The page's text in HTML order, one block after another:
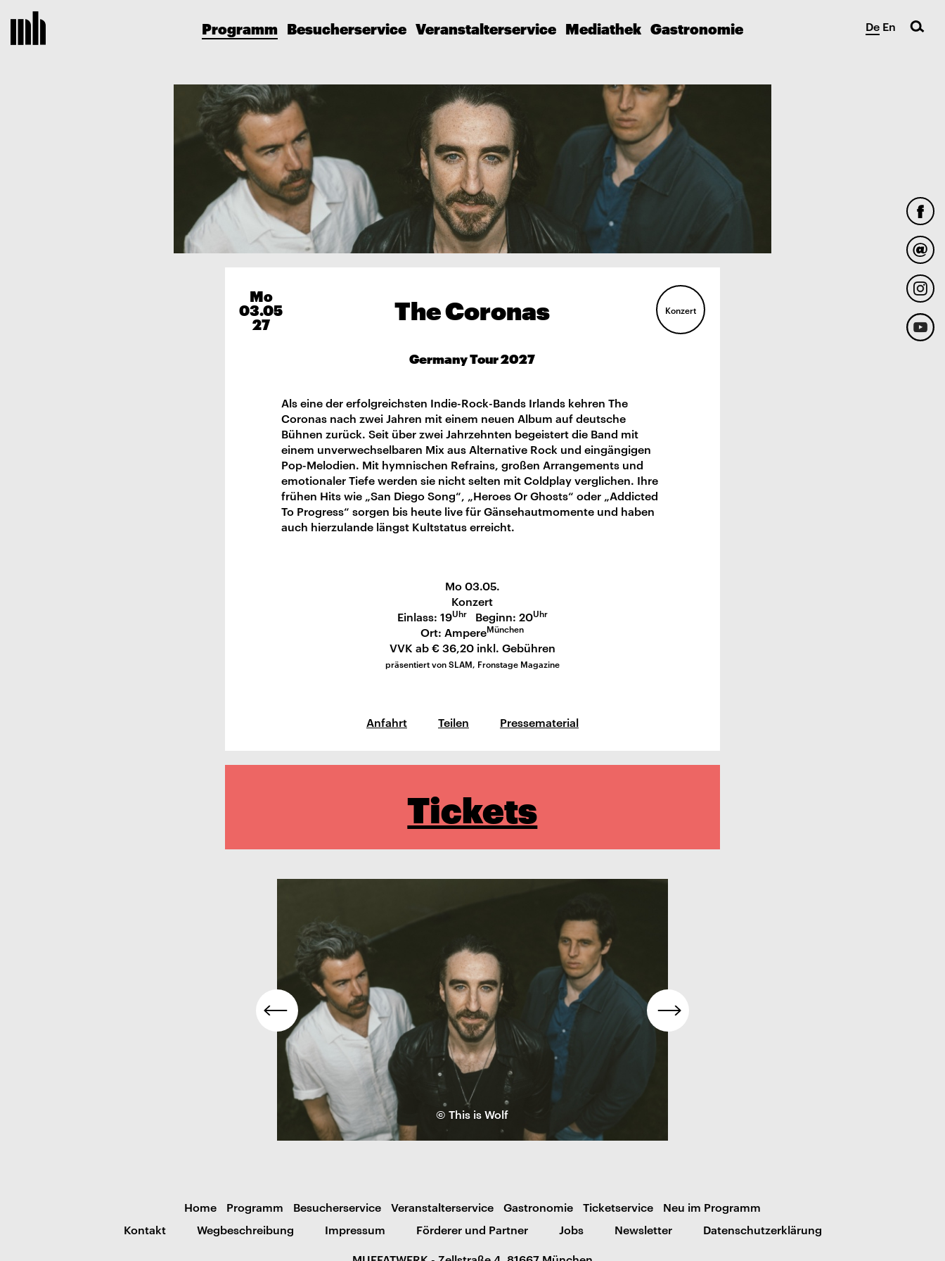
De En
Programm Besucherservice Veranstalterservice Mediathek Gastronomie
Mo
03.05
27 The Coronas Konzert
Germany Tour 2027
Als eine der erfolgreichsten Indie-Rock-Bands Irlands kehren The
Coronas nach zwei Jahren mit einem neuen Album auf deutsche
Bühnen zurück. Seit über zwei Jahrzehnten begeistert die Band mit
einem unverwechselbaren Mix aus Alternative Rock und eingängigen
Pop-Melodien. Mit hymnischen Refrains, großen Arrangements und
emotionaler Tiefe werden sie nicht selten mit Coldplay verglichen. Ihre
frühen Hits wie „San Diego Song“, „Heroes Or Ghosts“ oder „Addicted
To Progress“ sorgen bis heute live für Gänsehautmomente und haben
auch hierzulande längst Kultstatus erreicht.
Mo 03.05.
Konzert
Einlass: 19UhrBeginn: 20Uhr
Ort: AmpereMünchen
VVK ab € 36,20 inkl. Gebühren
präsentiert von SLAM, Fronstage Magazine
Anfahrt Teilen Pressematerial
Tickets
© This is Wolf
Home Programm Besucherservice Veranstalterservice Gastronomie Ticketservice
Neu im Programm
Kontakt
Wegbeschreibung Impressum Förderer und Partner Jobs Newsletter
Datenschutzerklärung